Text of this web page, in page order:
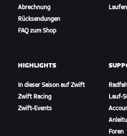
Abrechnung
Rücksendungen
FAQ zum Shop
HIGHLIGHTS
In dieser Saison auf Zwift
Zwift Racing
Zwift-Events
Lauf-
Foren